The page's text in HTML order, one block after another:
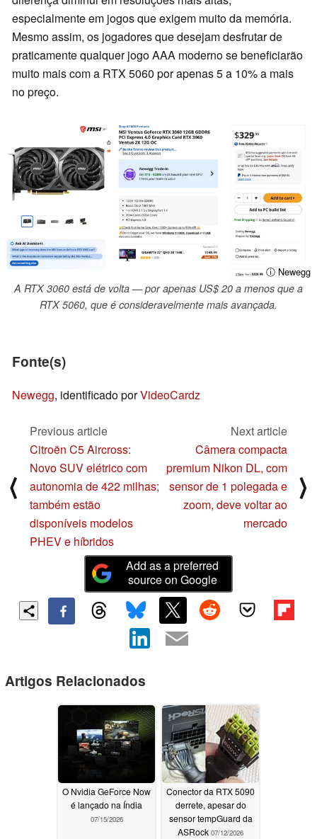
especialmente em jogos que exigem muito da memória.
Mesmo assim, os jogadores que desejam desfrutar de
praticamente qualquer jogo AAA moderno se beneficiarão
muito mais com a RTX 5060 por apenas 5 a 10% a mais
no preço.
ⓘ Newegg
A RTX 3060 está de volta — por apenas US$ 20 a menos que a
RTX 5060, que é consideravelmente mais avançada.
Fonte(s)
Newegg, identificado porVideoCardz
⟨
Previous article
Citroën C5 Aircross:
Novo SUV elétrico com
autonomia de 422 milhas;
também estão
disponíveis modelos
PHEV e híbridos
Next article
Câmera compacta
premium Nikon DL, com
sensor de 1 polegada e
zoom, deve voltar ao
mercado
⟩
Add as a preferred
source on Google
Artigos Relacionados
O Nvidia GeForce Now
é lançado na Índia
07/15/2026
Conector da RTX 5090
derrete, apesar do
sensor tempGuard da
ASRock 07/12/2026